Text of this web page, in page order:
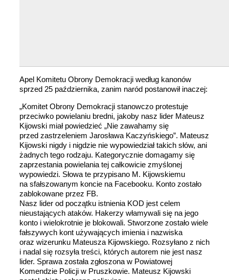
Apel Komitetu Obrony Demokracji według kanonów
sprzed 25 października, zanim naród postanowił inaczej:
„Komitet Obrony Demokracji stanowczo protestuje
przeciwko powielaniu bredni, jakoby nasz lider Mateusz
Kijowski miał powiedzieć „Nie zawahamy się
przed zastrzeleniem Jarosława Kaczyńskiego”. Mateusz
Kijowski nigdy i nigdzie nie wypowiedział takich słów, ani
żadnych tego rodzaju. Kategorycznie domagamy się
zaprzestania powielania tej całkowicie zmyślonej
wypowiedzi. Słowa te przypisano M. Kijowskiemu
na sfałszowanym koncie na Facebooku. Konto zostało
zablokowane przez FB.
Nasz lider od początku istnienia KOD jest celem
nieustających ataków. Hakerzy włamywali się na jego
konto i wielokrotnie je blokowali. Stworzone zostało wiele
fałszywych kont używających imienia i nazwiska
oraz wizerunku Mateusza Kijowskiego. Rozsyłano z nich
i nadal się rozsyła treści, których autorem nie jest nasz
lider. Sprawa została zgłoszona w Powiatowej
Komendzie Policji w Pruszkowie. Mateusz Kijowski